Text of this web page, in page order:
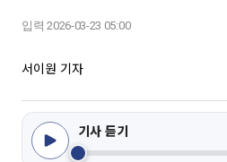
입력 2026-03-23 05:00
서이원 기자
기사 듣기